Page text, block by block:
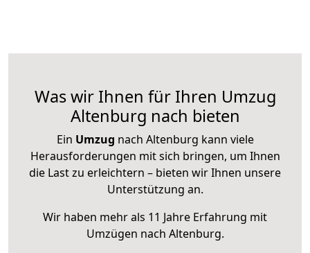
Was wir Ihnen für Ihren Umzug
Altenburg nach bieten
Ein Umzug nach Altenburg kann viele
Herausforderungen mit sich bringen, um Ihnen
die Last zu erleichtern – bieten wir Ihnen unsere
Unterstützung an.
Wir haben mehr als 11 Jahre Erfahrung mit
Umzügen nach Altenburg.